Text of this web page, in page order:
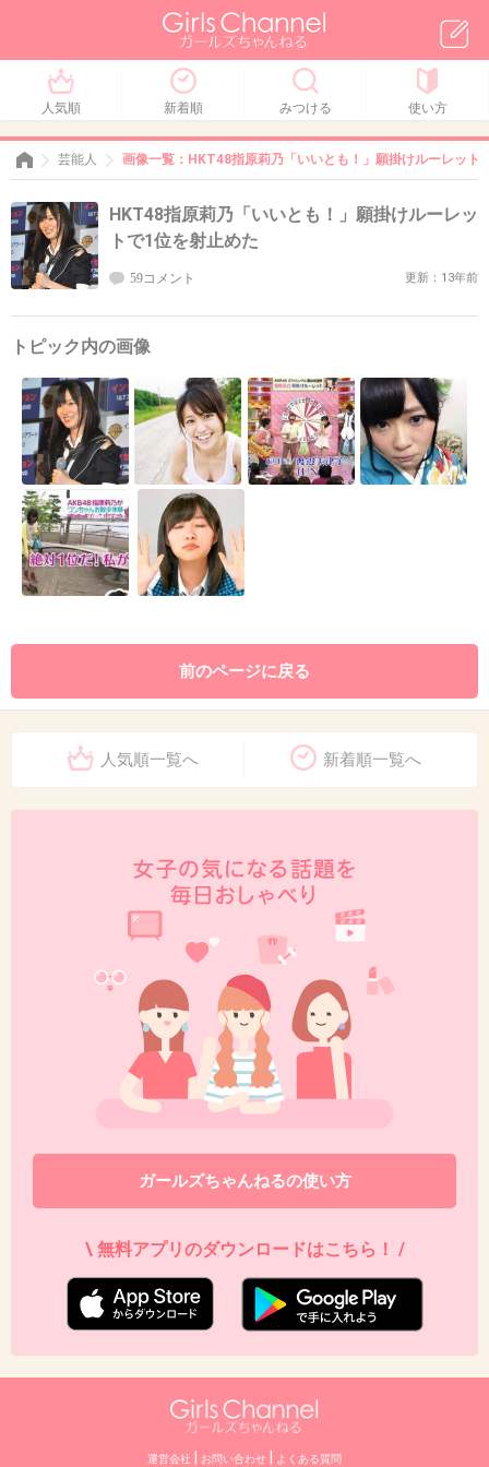
人気順 新着順 みつける 使い方
芸能人 画像一覧：HKT48指原莉乃「いいとも！」願掛けルーレット
HKT48指原莉乃「いいとも！」願掛けルーレッ
トで1位を射止めた
59コメント 更新：13年前
トピック内の画像
前のページに戻る
人気順一覧へ 新着順一覧へ
ガールズちゃんねるの使い方
\ 無料アプリのダウンロードはこちら！ /
運営会社 お問い合わせ よくある質問